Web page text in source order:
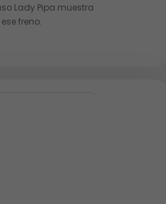
Lady Pipa muestra
freno.